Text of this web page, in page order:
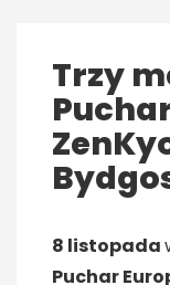
Trzy
8 listopada
Puchar